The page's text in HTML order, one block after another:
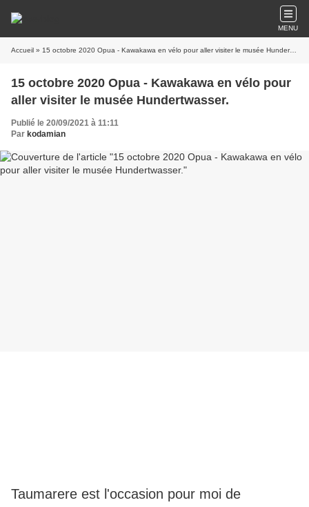
MENU
Accueil » 15 octobre 2020 Opua - Kawakawa en vélo pour aller visiter le musée Hundertwasser.
15 octobre 2020 Opua - Kawakawa en vélo pour
aller visiter le musée Hundertwasser.
Publié le 20/09/2021 à 11:11
Par kodamian
Taumarere est l'occasion pour moi de